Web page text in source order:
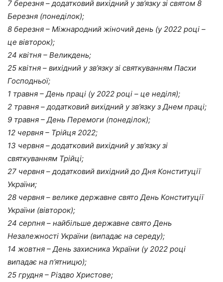
7 березня – додатковий вихідний у зв’язку зі святом 8
Березня (понеділок);
8 березня – Міжнародний жіночий день (у 2022 році –
це вівторок);
24 квітня – Великдень;
25 квітня – вихідний у зв’язку зі святкуванням Пасхи
Господньої;
1 травня – День праці (у 2022 році – це неділя);
2 травня – додатковий вихідний у зв’язку з Днем праці;
9 травня – День Перемоги (понеділок);
12 червня – Трійця 2022;
13 червня – додатковий вихідний у зв’язку зі
святкуванням Трійці;
27 червня – додатковий вихідний до Дня Конституції
України;
28 червня – велике державне свято День Конcтитуції
України (вівторок);
24 серпня – найбільше державне свято День
Незалежності України (випадає на середу);
14 жовтня – День захисника України (у 2022 році
випадає на п’ятницю);
25 грудня – Різдво Христoве;